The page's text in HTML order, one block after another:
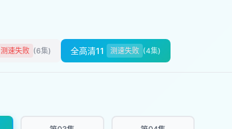
测速失败 (6集) 全高清11 测速失败 (4集)